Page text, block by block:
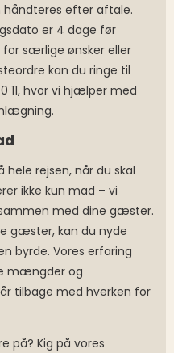
håndteres efter aftale.
er 4 dage før
særlige ønsker eller
kan du ringe til
11, hvor vi hjælper med
rejsen, når du skal
ikke kun mad – vi
med dine gæster.
gæster, kan du nyde
byrde. Vores erfaring
mængder og
tilbage med hverken for
på? Kig på vores